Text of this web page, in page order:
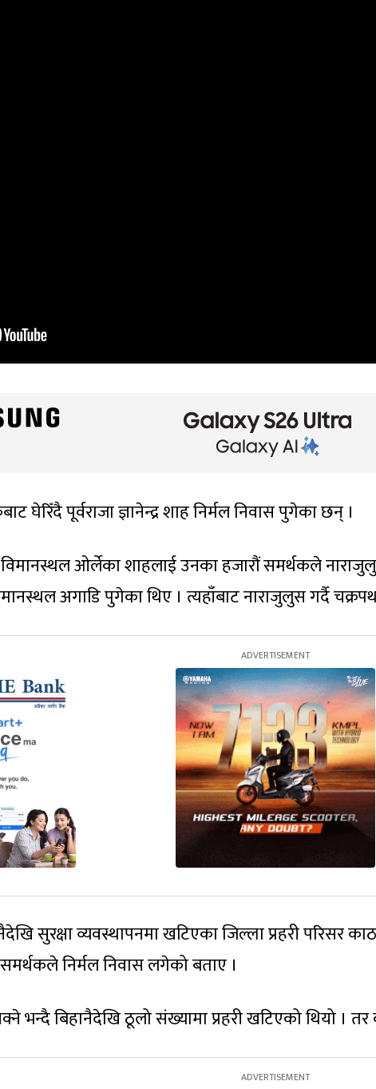
घेरिँदै पूर्वराजा ज्ञानेन्द्र शाह निर्मल निवास पुगेका छन् ।
विमानस्थल ओर्लेका शाहलाई उनका हजारौं समर्थकले
अगाडि पुगेका थिए । त्यहाँबाट नाराजुलुस गर्दै
सुरक्षा व्यवस्थापनमा खटिएका जिल्ला प्रहरी परिसर
निर्मल निवास लगेको बताए ।
बिहानैदेखि ठूलो संख्यामा प्रहरी खटिएको थियो ।